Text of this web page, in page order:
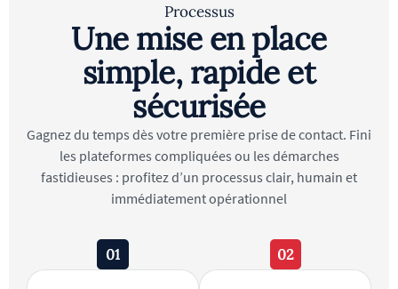
Processus
Une mise en place
simple, rapide et
sécurisée
Gagnez du temps dès votre première prise de contact. Fini
les plateformes compliquées ou les démarches
fastidieuses : profitez d’un processus clair, humain et
immédiatement opérationnel
01 02